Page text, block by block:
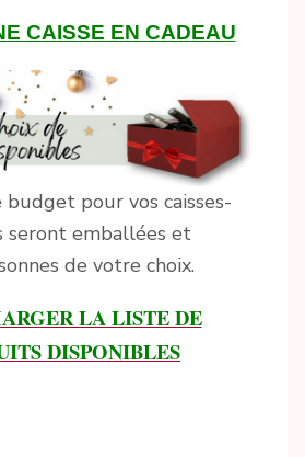
CAISSE EN CADEAU
pour vos caisses-
seront emballées et
de votre choix.
LA LISTE DE
DISPONIBLES